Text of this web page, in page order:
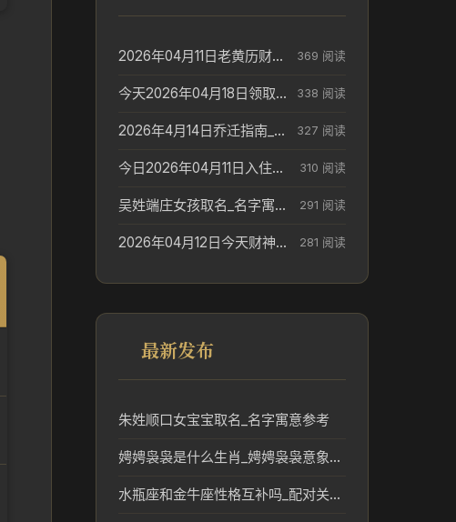
2026年04月11日老黄历财神方位_财神方位与供奉讲究 369 阅读
今天2026年04月18日领取结婚证老黄历不适合吗_领证日期参考 338 阅读
2026年4月14日乔迁指南_搬家择日参考 327 阅读
今日2026年04月11日入住新居老黄历不适宜吗_搬家择日参考 310 阅读
吴姓端庄女孩取名_名字寓意参考 291 阅读
2026年04月12日今天财神在哪个吉位_财神方位参考 281 阅读
最新发布
朱姓顺口女宝宝取名_名字寓意参考
娉娉袅袅是什么生肖_娉娉袅袅意象对应的生肖解读
水瓶座和金牛座性格互补吗_配对关系解读